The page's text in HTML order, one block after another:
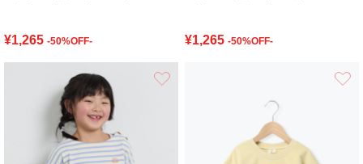
¥1,265 -50%OFF- ¥1,265 -50%OFF-